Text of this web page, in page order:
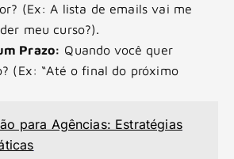
(Ex: A lista de emails vai me
meu curso?).
Prazo: Quando você quer
(Ex: “Até o final do próximo
para Agências: Estratégias